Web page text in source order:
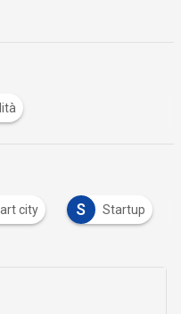
city S Startup